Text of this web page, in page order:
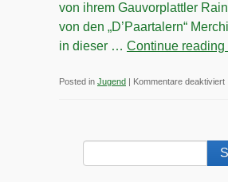
von ihrem Gauvorplattler
von den „D’Paartalern“
in dieser … Continue reading
Posted in Jugend | Kommentare deaktiviert